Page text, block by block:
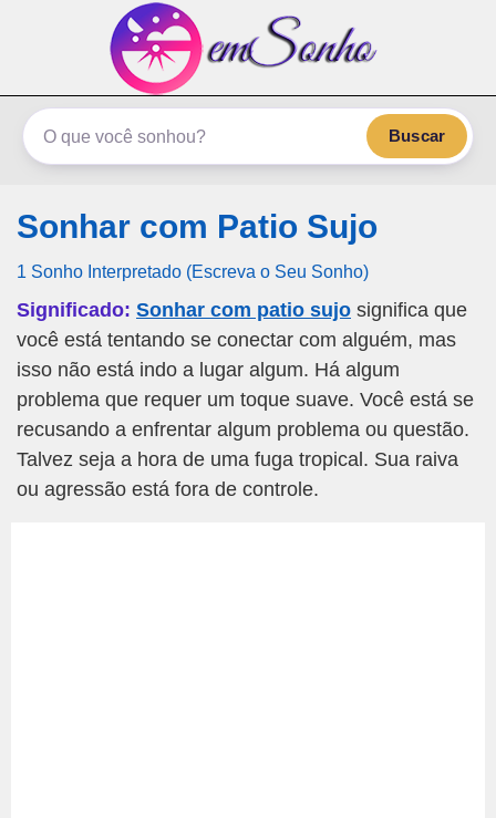
emSonho.com
Os sonhos significam mais
Buscar
Sonhar com Patio Sujo
1 Sonho Interpretado (Escreva o Seu Sonho)
Significado: Sonhar com patio sujo significa que
você está tentando se conectar com alguém, mas
isso não está indo a lugar algum. Há algum
problema que requer um toque suave. Você está se
recusando a enfrentar algum problema ou questão.
Talvez seja a hora de uma fuga tropical. Sua raiva
ou agressão está fora de controle.